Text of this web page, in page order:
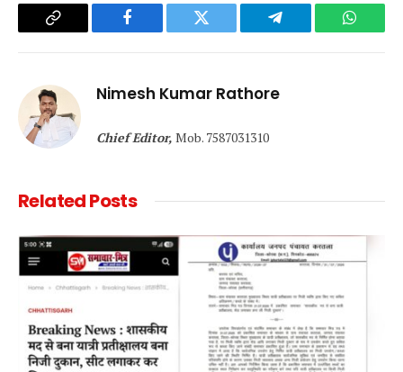
Copy
Facebook Twitter Telegram
Nimesh Kumar Rathore
Chief Editor, Mob. 7587031310
RelatedPosts